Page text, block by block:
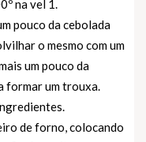
na vel 1.
pouco da cebolada
o mesmo com um
um pouco da
formar um trouxa.
de forno, colocando